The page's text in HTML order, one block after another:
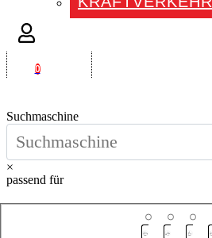
0
Suchmaschine
×
passend für